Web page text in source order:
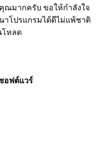
ณมากครับ ขอให้กำลังใจ
โปรแกรมได้ดีไม่แพ้ชาติ
โหลด
อฟต์แวร์